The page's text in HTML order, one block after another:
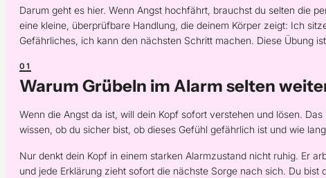
Darum geht es hier. Wenn Angst hochfährt, brauchst du selten die
eine kleine, überprüfbare Handlung, die deinem Körper zeigt: Ich
Gefährliches, ich kann den nächsten Schritt machen. Diese Übung
Warum Grübeln im Alarm selten
Wenn die Angst da ist, will dein Kopf sofort verstehen und lösen.
wissen, ob du sicher bist, ob dieses Gefühl gefährlich ist und wie
Nur denkt dein Kopf in einem starken Alarmzustand nicht ruhig. Er
und jede Erklärung zieht sofort die nächste Sorge nach sich. Du bist